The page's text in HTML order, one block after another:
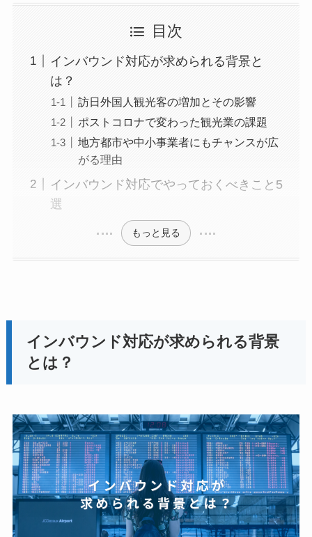
目次
インバウンド対応が求められる背景と
は？
訪日外国人観光客の増加とその影響
ポストコロナで変わった観光業の課題
地方都市や中小事業者にもチャンスが広
がる理由
インバウンド対応でやっておくべきこと5
選
もっと見る
インバウンド対応が求められる背景
とは？